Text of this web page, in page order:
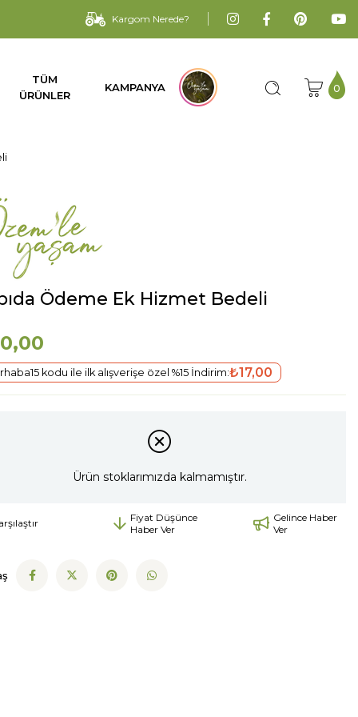
Kargom Nerede?
TÜM
ÜRÜNLER
KAMPANYA 0
Ödeme Ek Hizmet Bedeli
kodu ile ilk alışverişe özel %15 İndirim:₺17,00
Ürün stoklarımızda kalmamıştır.
Fiyat Düşünce
Haber Ver
Gelince Haber
Ver